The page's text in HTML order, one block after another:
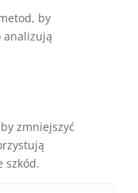
by
analizują
zmniejszyć
szkód.